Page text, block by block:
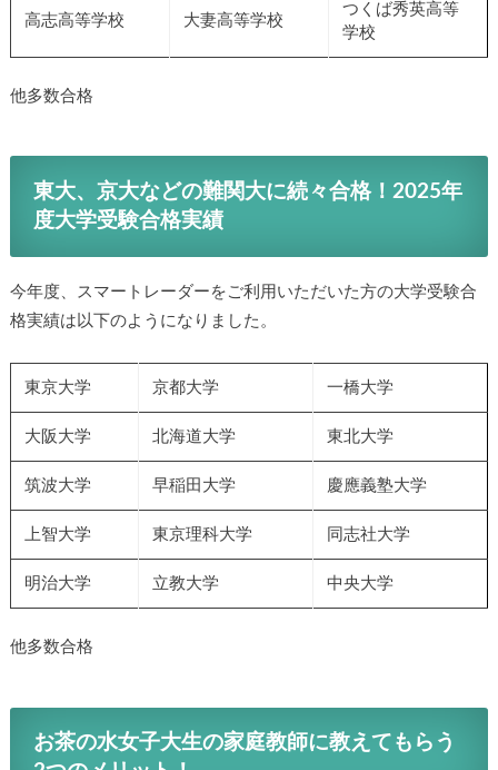
高志高等学校 大妻高等学校
つくば秀英高等
学校
他多数合格
東大、京大などの難関大に続々合格！2025年
度大学受験合格実績
今年度、スマートレーダーをご利用いただいた方の大学受験合
格実績は以下のようになりました。
東京大学 京都大学 一橋大学
大阪大学 北海道大学 東北大学
筑波大学 早稲田大学 慶應義塾大学
上智大学 東京理科大学 同志社大学
明治大学 立教大学 中央大学
他多数合格
お茶の水女子大生の家庭教師に教えてもらう